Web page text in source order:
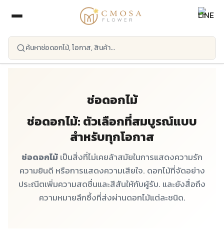
ช่อดอกไม้
ช่อดอกไม้: ตัวเลือกที่สมบูรณ์แบบ
สำหรับทุกโอกาส
ช่อดอกไม้เป็นสิ่งที่ไม่เคยล้าสมัยในการแสดงความรัก
ความยินดี หรือการแสดงความเสียใจ. ดอกไม้ที่จัดอย่าง
ประณีตเพิ่มความสดชื่นและสีสันให้กับผู้รับ. และยังสื่อถึง
ความหมายลึกซึ้งที่ส่งผ่านดอกไม้แต่ละชนิด.